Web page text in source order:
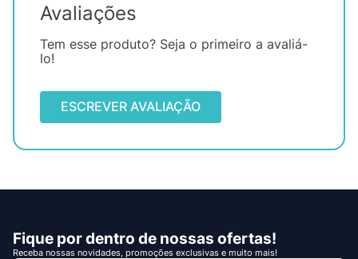
Avaliações
Tem esse produto? Seja o primeiro a avaliá-
lo!
ESCREVER AVALIAÇÃO
Fique por dentro de nossas ofertas!
Receba nossas novidades, promoções exclusivas e muito mais!